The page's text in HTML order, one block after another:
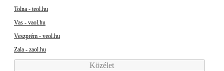
Tolna - teol.hu
Vas - vaol.hu
Veszprém - veol.hu
Zala - zaol.hu
Közélet